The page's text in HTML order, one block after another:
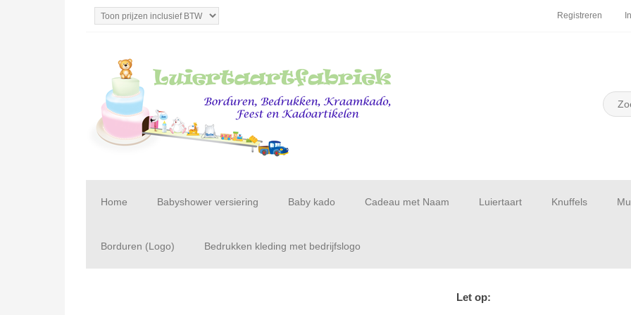
Registreren
Home Babyshower versiering Baby kado Cadeau met Naam Luiertaart Knuffels
Borduren (Logo) Bedrukken kleding met bedrijfslogo
Let op: